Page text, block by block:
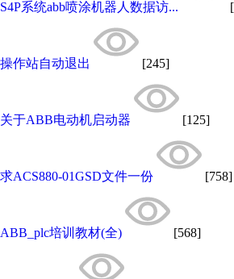
S4P系统abb喷涂机器人数据访...
操作站自动退出 [245]
关于ABB电动机启动器 [125]
求ACS880-01GSD文件一份 [758]
ABB_plc培训教材(全) [568]